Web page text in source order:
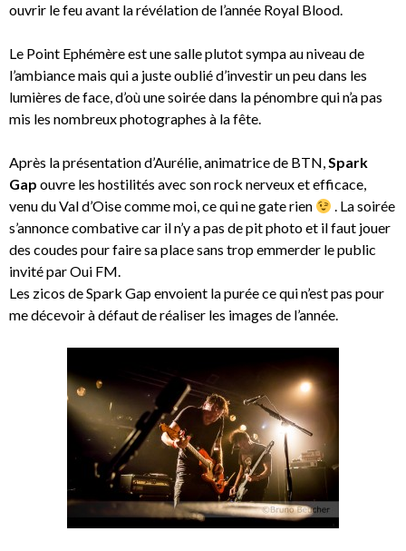
ouvrir le feu avant la révélation de l’année Royal Blood.
Le Point Ephémère est une salle plutot sympa au niveau de
l’ambiance mais qui a juste oublié d’investir un peu dans les
lumières de face, d’où une soirée dans la pénombre qui n’a pas
mis les nombreux photographes à la fête.
Après la présentation d’Aurélie, animatrice de BTN,Spark
Gap ouvre les hostilités avec son rock nerveux et efficace,
venu du Val d’Oise comme moi, ce qui ne gate rien
. La soirée
s’annonce combative car il n’y a pas de pit photo et il faut jouer
des coudes pour faire sa place sans trop emmerder le public
invité par Oui FM.
Les zicos de Spark Gap envoient la purée ce qui n’est pas pour
me décevoir à défaut de réaliser les images de l’année.